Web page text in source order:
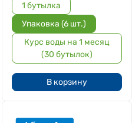
1 бутылка
Упаковка (6 шт.)
Курс воды на 1 месяц
(30 бутылок)
В корзину